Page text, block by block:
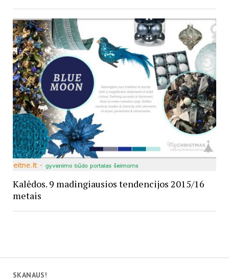
SKANAUS!
Kalėdos. 9 madingiausios tendencijos 2015/16
metais